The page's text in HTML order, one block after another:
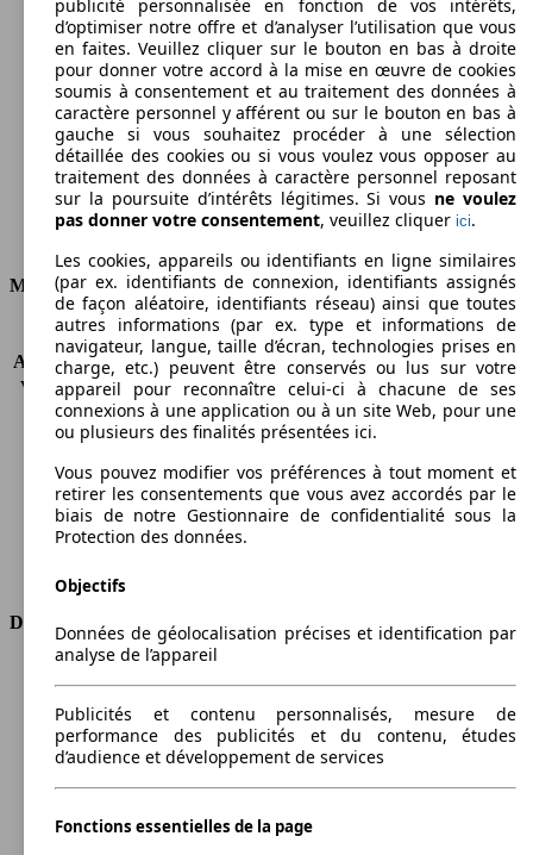
174 g/km
Émissions de CO2 (combinées)*
Ø 6.6 l/100km
Moteur et Puissance
KW (CH)
103 kW (140 PS)
Accélération (0-100 km/h) 11.0s
Vitesse maximale (km/h) 183 km/h
Nombre de vitesses
6
Couple
320 nm
Cylindrée
1968 ccm
Carburant
Diesel
Cylindres
4
Transmission
Boîte automatique
Dimensions
Longueur
Largeur
1794 mm
Empattement
2681 mm
Portes
publicité personnalisée en fonction de vos intérêts,
d’optimiser notre offre et d’analyser l’utilisation que vous
en faites. Veuillez cliquer sur le bouton en bas à droite
pour donner votre accord à la mise en œuvre de cookies
soumis à consentement et au traitement des données à
caractère personnel y afférent ou sur le bouton en bas à
gauche si vous souhaitez procéder à une sélection
détaillée des cookies ou si vous voulez vous opposer au
traitement des données à caractère personnel reposant
sur la poursuite d’intérêts légitimes. Si vous ne voulez
pas donner votre consentement, veuillez cliquer ici.
Les cookies, appareils ou identifiants en ligne similaires
(par ex. identifiants de connexion, identifiants assignés
de façon aléatoire, identifiants réseau) ainsi que toutes
autres informations (par ex. type et informations de
navigateur, langue, taille d’écran, technologies prises en
charge, etc.) peuvent être conservés ou lus sur votre
appareil pour reconnaître celui-ci à chacune de ses
connexions à une application ou à un site Web, pour une
ou plusieurs des finalités présentées ici.
Vous pouvez modifier vos préférences à tout moment et
retirer les consentements que vous avez accordés par le
biais de notre Gestionnaire de confidentialité sous la
Protection des données.
Objectifs
Données de géolocalisation précises et identification par
analyse de l’appareil
Publicités et contenu personnalisés, mesure de
performance des publicités et du contenu, études
d’audience et développement de services
Fonctions essentielles de la page